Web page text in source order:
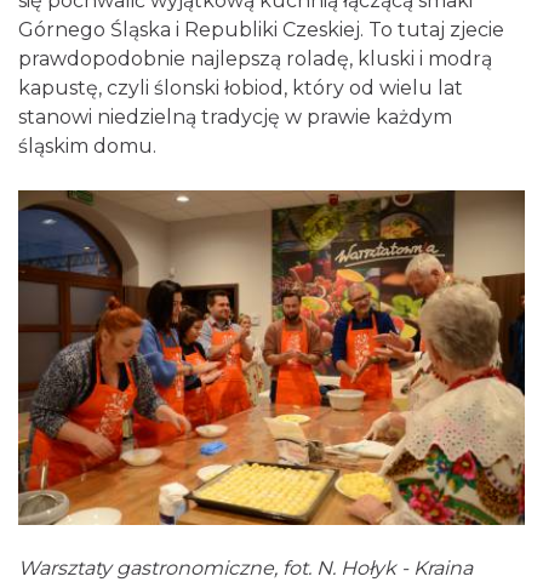
Górnego Śląska i Republiki Czeskiej. To tutaj zjecie
prawdopodobnie najlepszą roladę, kluski i modrą
kapustę, czyli ślonski łobiod, który od wielu lat
stanowi niedzielną tradycję w prawie każdym
śląskim domu.
Warsztaty gastronomiczne, fot. N. Hołyk - Kraina